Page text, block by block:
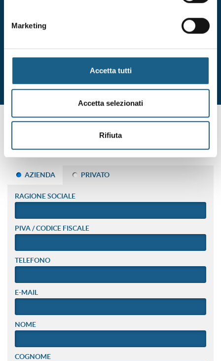
Marketing
Accetta tutti
Accetta selezionati
Rifiuta
dal 10/12/2026
al 10/12/2026
non hai trovato ciò che ti interessa? sei interessato
edizioni dei corsi.
AZIENDA PRIVATO
RAGIONE SOCIALE
PIVA / CODICE FISCALE
TELEFONO
E-MAIL
NOME
COGNOME